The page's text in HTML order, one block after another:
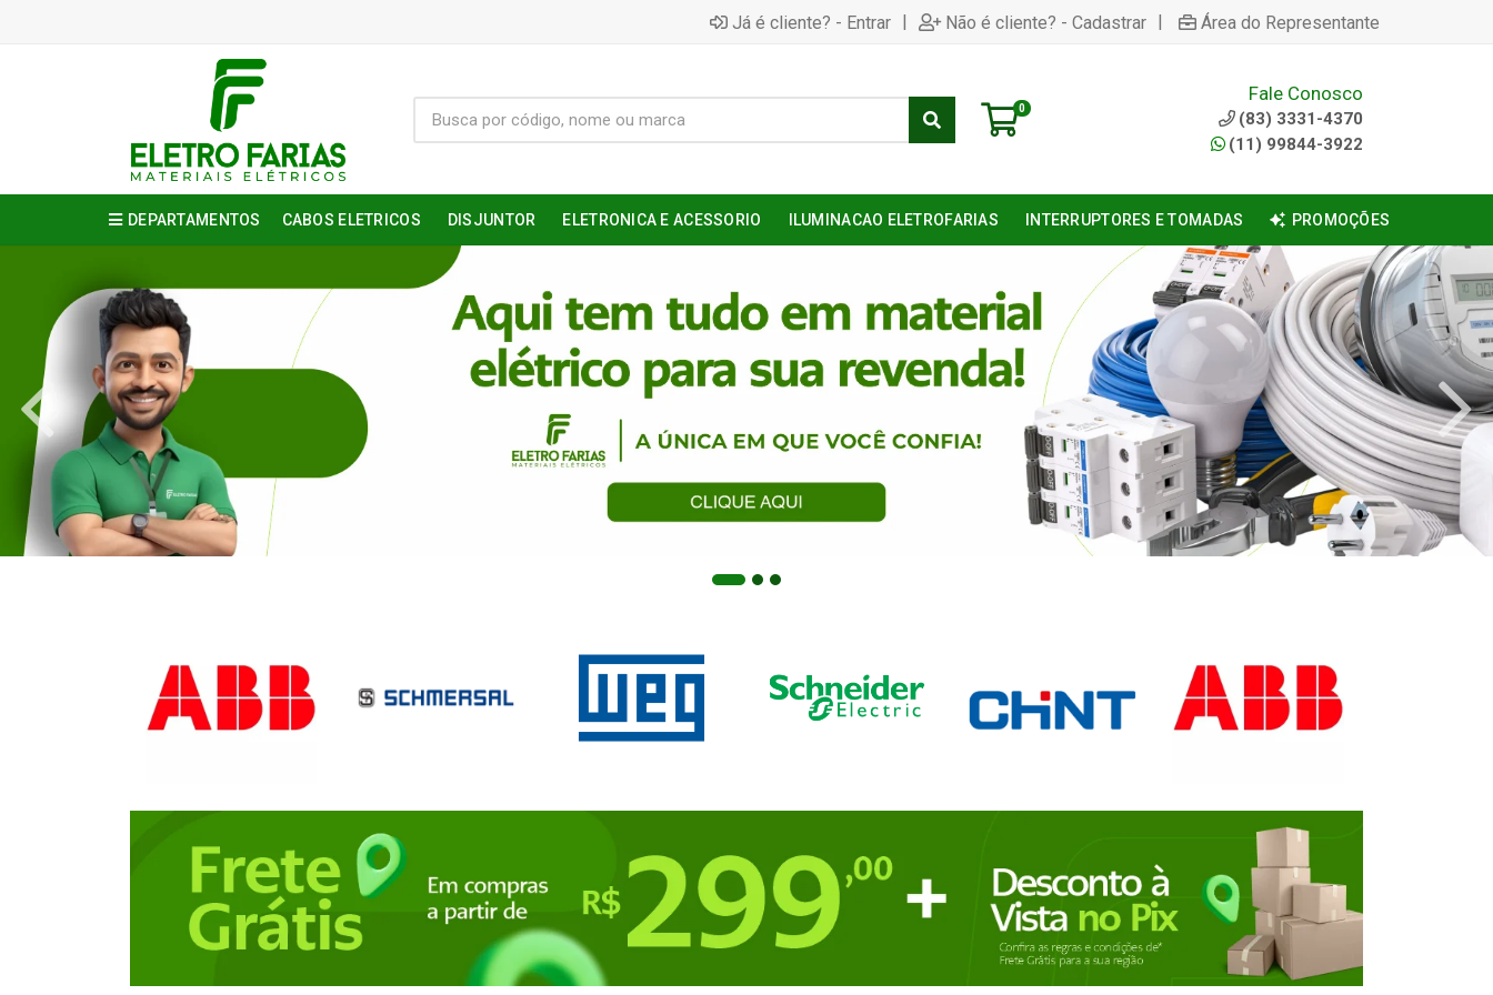
Já é cliente? - Entrar | Não é cliente? - Cadastrar | Área do Representante
0
Fale Conosco
(83) 3331-4370
(11) 99844-3922
DEPARTAMENTOS CABOS ELETRICOS DISJUNTOR ELETRONICA E ACESSORIO ILUMINACAO ELETROFARIAS INTERRUPTORES E TOMADAS PROMOÇÕES